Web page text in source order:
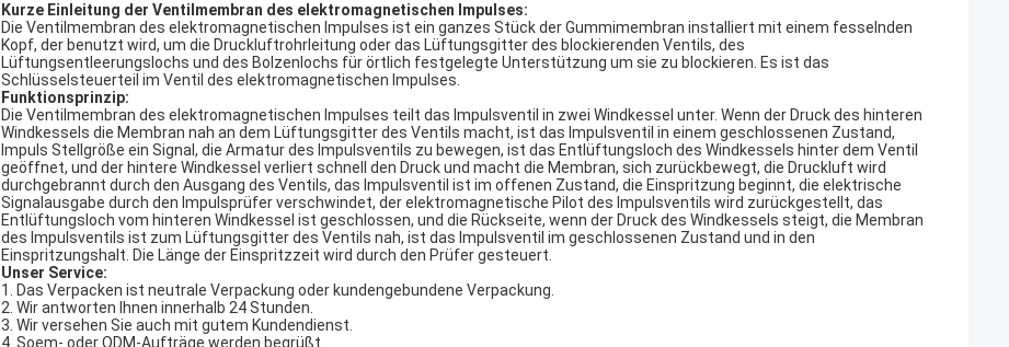
Kurze Einleitung der Ventilmembran des elektromagnetischen Impulses:
Die Ventilmembran des elektromagnetischen Impulses ist ein ganzes Stück der Gummimembran installiert mit einem fesselnden
Kopf, der benutzt wird, um die Druckluftrohrleitung oder das Lüftungsgitter des blockierenden Ventils, des
Lüftungsentleerungslochs und des Bolzenlochs für örtlich festgelegte Unterstützung um sie zu blockieren. Es ist das
Schlüsselsteuerteil im Ventil des elektromagnetischen Impulses.
Funktionsprinzip:
Die Ventilmembran des elektromagnetischen Impulses teilt das Impulsventil in zwei Windkessel unter. Wenn der Druck des hinteren
Windkessels die Membran nah an dem Lüftungsgitter des Ventils macht, ist das Impulsventil in einem geschlossenen Zustand,
Impuls Stellgröße ein Signal, die Armatur des Impulsventils zu bewegen, ist das Entlüftungsloch des Windkessels hinter dem Ventil
geöffnet, und der hintere Windkessel verliert schnell den Druck und macht die Membran, sich zurückbewegt, die Druckluft wird
durchgebrannt durch den Ausgang des Ventils, das Impulsventil ist im offenen Zustand, die Einspritzung beginnt, die elektrische
Signalausgabe durch den Impulsprüfer verschwindet, der elektromagnetische Pilot des Impulsventils wird zurückgestellt, das
Entlüftungsloch vom hinteren Windkessel ist geschlossen, und die Rückseite, wenn der Druck des Windkessels steigt, die Membran
des Impulsventils ist zum Lüftungsgitter des Ventils nah, ist das Impulsventil im geschlossenen Zustand und in den
Einspritzungshalt. Die Länge der Einspritzzeit wird durch den Prüfer gesteuert.
Unser Service:
1. Das Verpacken ist neutrale Verpackung oder kundengebundene Verpackung.
2. Wir antworten Ihnen innerhalb 24 Stunden.
3. Wir versehen Sie auch mit gutem Kundendienst.
4. Soem- oder ODM-Aufträge werden begrüßt.